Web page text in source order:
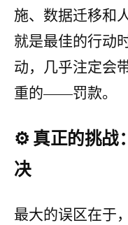
施、数据迁移和
就是最佳的行动
动，几乎注定会
重的——罚款。
⚙️ 真正的挑战
决
最大的误区在于